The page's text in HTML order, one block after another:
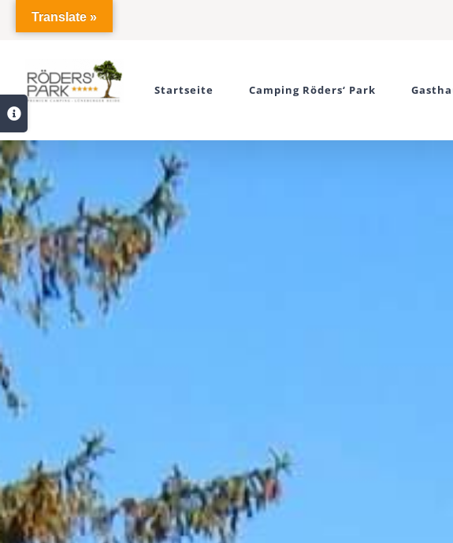
Inhalt
Startseite Camping Röders‘ Park
Toggle
Sliding
Bar
Area
Translate »